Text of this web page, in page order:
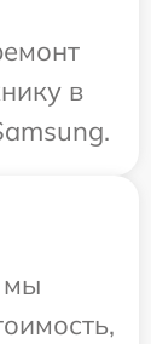
в
мы